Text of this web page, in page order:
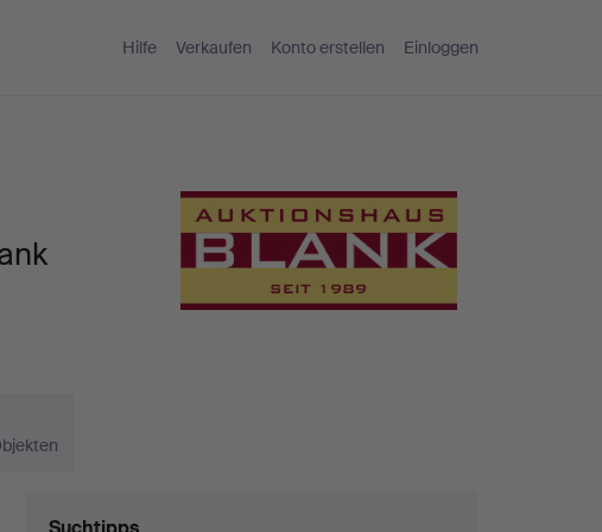
Hilfe Verkaufen Konto erstellen Einloggen